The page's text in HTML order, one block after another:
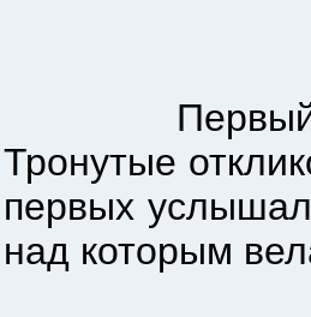
Первый
Тронутые
первых
над которым